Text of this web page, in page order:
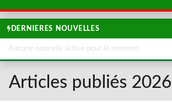
DERNIERES NOUVELLES
Aucune nouvelle active pour le moment.
Articles publiés 2026